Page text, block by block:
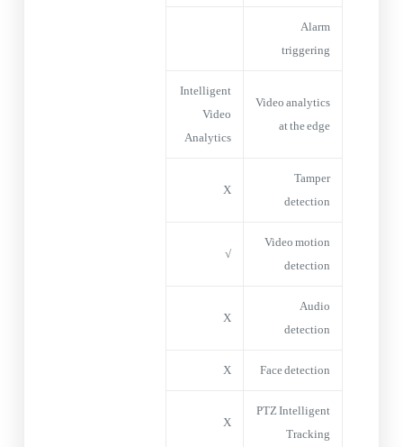
Alarm
triggering
Video analytics
at the edge
Intelligent
Video
Analytics
Tamper
detection
X
Video motion
detection
√
Audio
detection
X
Face detection
X
PTZ Intelligent
Tracking
X